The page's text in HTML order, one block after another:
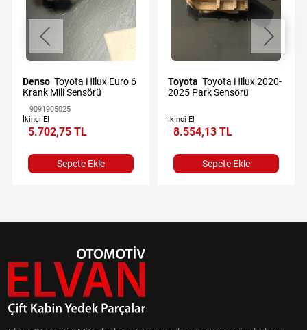
Denso Toyota Hilux Euro 6
Krank Mili Sensörü
9091905025
İkinci El
5.702,75 TL
Sepete Ekle
Toyota
2025 Park Sensörü
İkinci El
8.554,13 TL
Sepete Ekle